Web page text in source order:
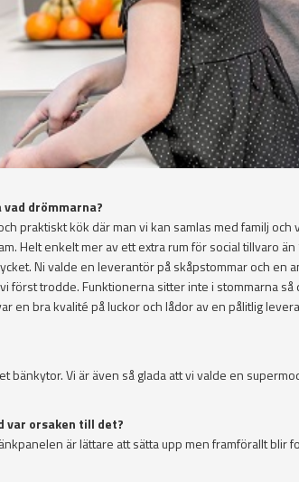
drömmarna?
praktiskt kök där man vi kan samlas med familj
Helt enkelt mer av ett extra rum för social tillvaro än
Ni valde en leverantör på skåpstommar och en
först trodde. Funktionerna sitter inte i stommarna
en bra kvalité på luckor och lådor av en pålitlig
bänkytor. Vi är även så glada att vi valde en
var orsaken till det?
är lättare att sätta upp men framförallt blir